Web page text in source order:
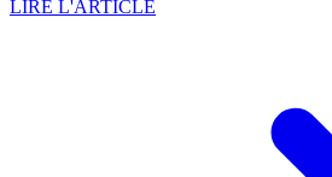
LIRE L'ARTICLE